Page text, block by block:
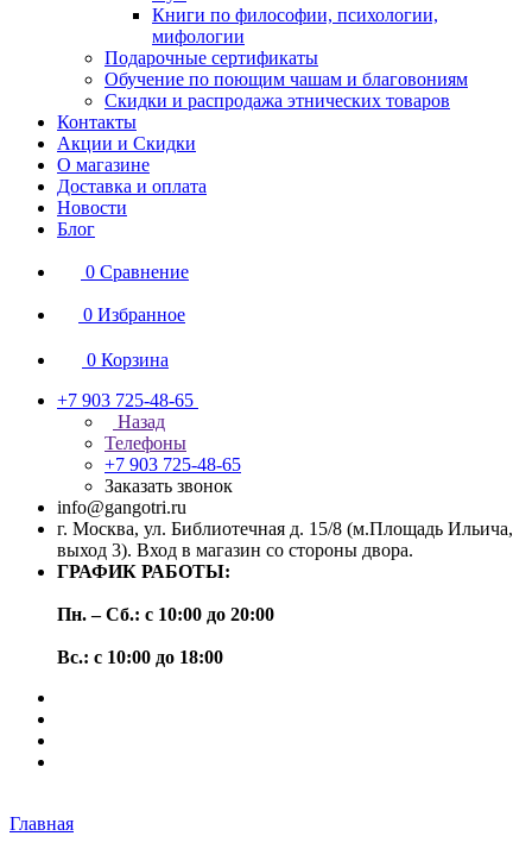
Книги по философии, психологии,
мифологии
Подарочные сертификаты
Обучение по поющим чашам и благовониям
Скидки и распродажа этнических товаров
Контакты
Акции и Скидки
О магазине
Доставка и оплата
Новости
Блог
0 Сравнение
0 Избранное
0 Корзина
+7 903 725-48-65
Назад
Телефоны
+7 903 725-48-65
Заказать звонок
info@gangotri.ru
г. Москва, ул. Библиотечная д. 15/8 (м.Площадь Ильича,
выход 3). Вход в магазин со стороны двора.
ГРАФИК РАБОТЫ:
Пн. – Сб.: с 10:00 до 20:00
Вс.: с 10:00 до 18:00
Главная